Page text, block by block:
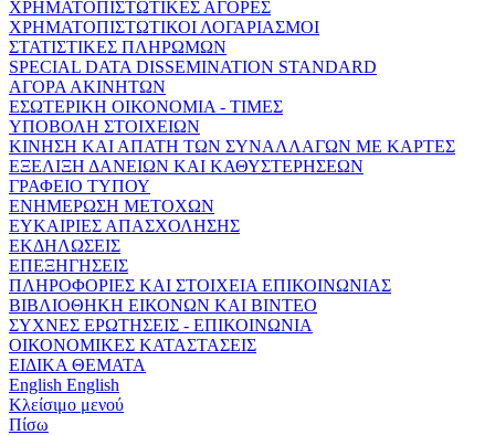
ΧΡΗΜΑΤΟΠΙΣΤΩΤΙΚΕΣ ΑΓΟΡΕΣ
ΧΡΗΜΑΤΟΠΙΣΤΩΤΙΚΟΙ ΛΟΓΑΡΙΑΣΜΟΙ
ΣΤΑΤΙΣΤΙΚΕΣ ΠΛΗΡΩΜΩΝ
SPECIAL DATA DISSEMINATION STANDARD
ΑΓΟΡΑ ΑΚΙΝΗΤΩΝ
ΕΣΩΤΕΡΙΚΗ ΟΙΚΟΝΟΜΙΑ - ΤΙΜΕΣ
ΥΠΟΒΟΛΗ ΣΤΟΙΧΕΙΩΝ
ΚΙΝΗΣΗ ΚΑΙ ΑΠΑΤΗ ΤΩΝ ΣΥΝΑΛΛΑΓΩΝ ΜΕ ΚΑΡΤΕΣ
ΕΞΕΛΙΞΗ ΔΑΝΕΙΩΝ ΚΑΙ ΚΑΘΥΣΤΕΡΗΣΕΩΝ
ΓΡΑΦΕΙΟ ΤΥΠΟΥ
ΕΝΗΜΕΡΩΣΗ ΜΕΤΟΧΩΝ
ΕΥΚΑΙΡΙΕΣ ΑΠΑΣΧΟΛΗΣΗΣ
ΕΚΔΗΛΩΣΕΙΣ
ΕΠΕΞΗΓΗΣΕΙΣ
ΠΛΗΡΟΦΟΡΙΕΣ ΚΑΙ ΣΤΟΙΧΕΙΑ ΕΠΙΚΟΙΝΩΝΙΑΣ
ΒΙΒΛΙΟΘΗΚΗ ΕΙΚΟΝΩΝ ΚΑΙ ΒΙΝΤΕΟ
ΣΥΧΝΕΣ ΕΡΩΤΗΣΕΙΣ - ΕΠΙΚΟΙΝΩΝΙΑ
ΟΙΚΟΝΟΜΙΚΕΣ ΚΑΤΑΣΤΑΣΕΙΣ
ΕΙΔΙΚΑ ΘΕΜΑΤΑ
English English
Κλείσιμο μενού
Πίσω